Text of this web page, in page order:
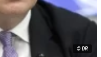
© DR